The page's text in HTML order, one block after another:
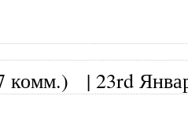
комм.) | 23rd